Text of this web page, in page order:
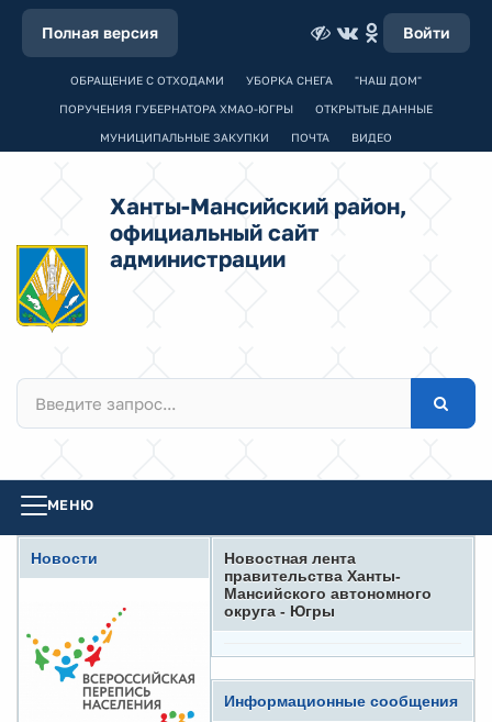
Полная версия Войти
ОБРАЩЕНИЕ С ОТХОДАМИ УБОРКА СНЕГА "НАШ ДОМ"
ПОРУЧЕНИЯ ГУБЕРНАТОРА ХМАО-ЮГРЫ ОТКРЫТЫЕ ДАННЫЕ
МУНИЦИПАЛЬНЫЕ ЗАКУПКИ ПОЧТА ВИДЕО
Ханты-Мансийский район,
официальный сайт
администрации
МЕНЮ
Новости
Новостная лента
правительства Ханты-
Мансийского автономного
округа - Югры
Информационные сообщения